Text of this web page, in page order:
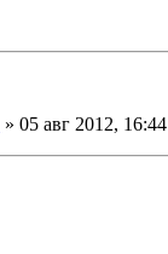
» 05 авг 2012, 16:44